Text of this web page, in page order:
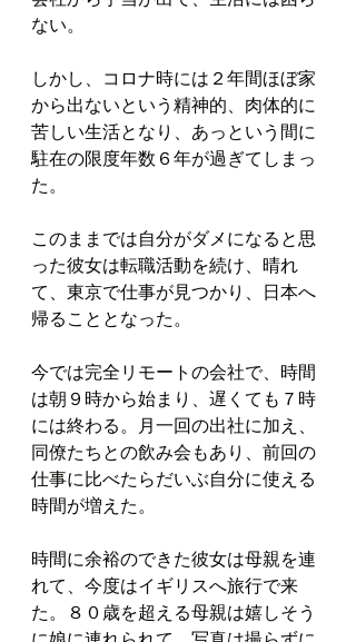
ない。
しかし、コロナ時には２年間ほぼ家
から出ないという精神的、肉体的に
苦しい生活となり、あっという間に
駐在の限度年数６年が過ぎてしまっ
た。
このままでは自分がダメになると思
った彼女は転職活動を続け、晴れ
て、東京で仕事が見つかり、日本へ
帰ることとなった。
今では完全リモートの会社で、時間
は朝９時から始まり、遅くても７時
には終わる。月一回の出社に加え、
同僚たちとの飲み会もあり、前回の
仕事に比べたらだいぶ自分に使える
時間が増えた。
時間に余裕のできた彼女は母親を連
れて、今度はイギリスへ旅行で来
た。８０歳を超える母親は嬉しそう